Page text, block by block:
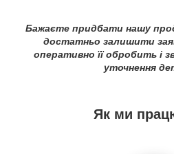
Бажаєте придбати нашу
достатньо залишити
оперативно її обробить і
уточнення
Як ми